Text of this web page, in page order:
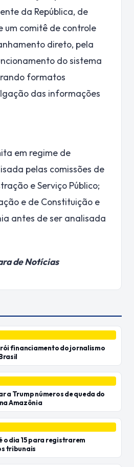
da República, de
um comitê de controle
direto, pela
do sistema
formatos
das informações
em regime de
pelas comissões de
e Serviço Público;
e de Constituição e
antes de ser analisada
de Notícias
financiamento do jornalismo
a Trump números de queda do
Amazônia
o dia 15 para registrarem
tribunais